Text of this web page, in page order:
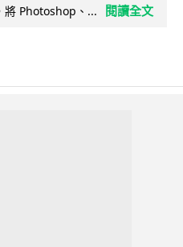
將 Photoshop、...
閱讀全文